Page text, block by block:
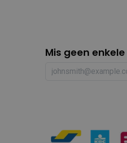
Mis geen enkele